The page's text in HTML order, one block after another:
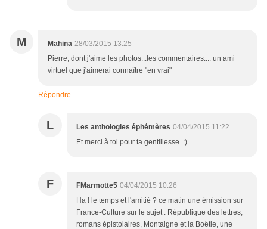
M Mahina 28/03/2015 13:25
Pierre, dont j'aime les photos...les commentaires.... un ami
virtuel que j'aimerai connaître "en vrai"
Répondre
L Les anthologies éphémères 04/04/2015 11:22
Et merci à toi pour ta gentillesse. :)
F FMarmotte5 04/04/2015 10:26
Ha ! le temps et l'amitié ? ce matin une émission sur
France-Culture sur le sujet : République des lettres,
romans épistolaires, Montaigne et la Boëtie, une